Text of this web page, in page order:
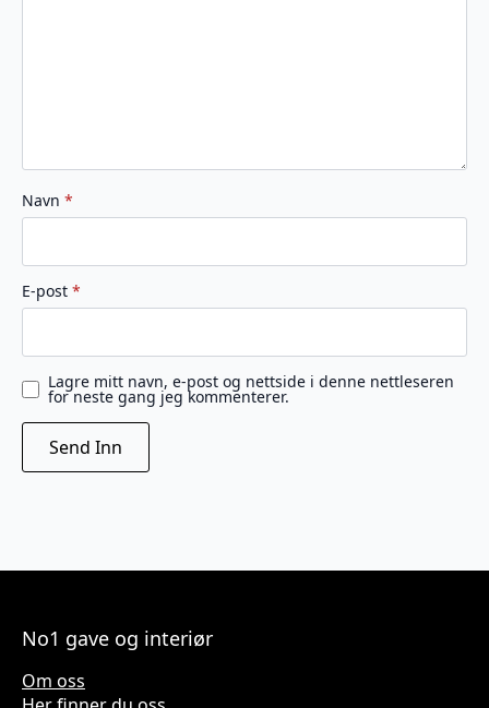
Navn *
E-post *
Lagre mitt navn, e-post og nettside i denne nettleseren
for neste gang jeg kommenterer.
No1 gave og interiør
Om oss